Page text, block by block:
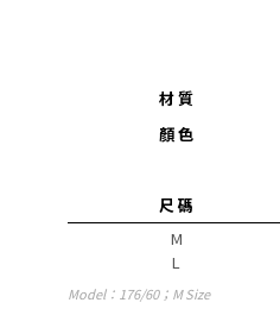
材 質
顏 色
尺 碼
M
L
Model：176/60；M Size